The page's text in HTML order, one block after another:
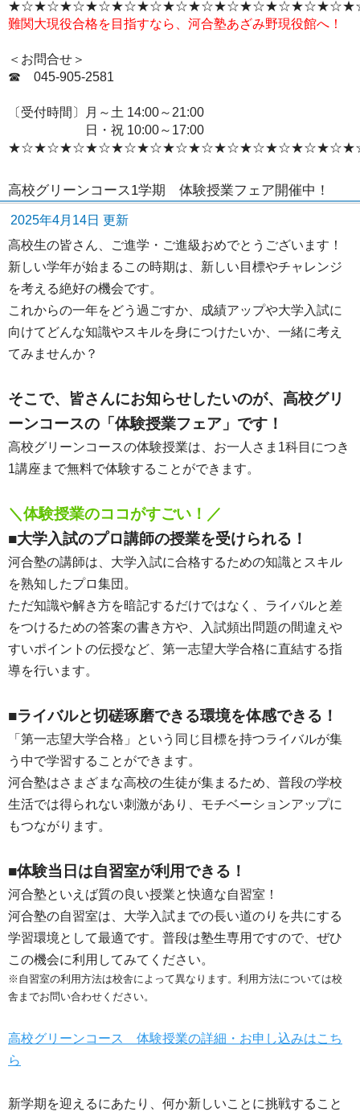
難関大現役合格を目指すなら、河合塾あざみ野現役館へ！
＜お問合せ＞
☎ 045‐905-2581
〔受付時間〕月～土 14:00～21:00
日・祝 10:00～17:00
高校グリーンコース1学期 体験授業フェア開催中！
2025年4月14日 更新
高校生の皆さん、ご進学・ご進級おめでとうございます！
新しい学年が始まるこの時期は、新しい目標やチャレンジ
を考える絶好の機会です。
これからの一年をどう過ごすか、成績アップや大学入試に
向けてどんな知識やスキルを身につけたいか、一緒に考え
てみませんか？
そこで、皆さんにお知らせしたいのが、高校グリ
ーンコースの「体験授業フェア」です！
高校グリーンコースの体験授業は、お一人さま1科目につき
1講座まで無料で体験することができます。
＼体験授業のココがすごい！／
■大学入試のプロ講師の授業を受けられる！
河合塾の講師は、大学入試に合格するための知識とスキル
を熟知したプロ集団。
ただ知識や解き方を暗記するだけではなく、ライバルと差
をつけるための答案の書き方や、入試頻出問題の間違えや
すいポイントの伝授など、第一志望大学合格に直結する指
導を行います。
■ライバルと切磋琢磨できる環境を体感できる！
「第一志望大学合格」という同じ目標を持つライバルが集
う中で学習することができます。
河合塾はさまざまな高校の生徒が集まるため、普段の学校
生活では得られない刺激があり、モチベーションアップに
もつながります。
■体験当日は自習室が利用できる！
河合塾といえば質の良い授業と快適な自習室！
河合塾の自習室は、大学入試までの長い道のりを共にする
学習環境として最適です。普段は塾生専用ですので、ぜひ
この機会に利用してみてください。
※自習室の利用方法は校舎によって異なります。利用方法については校
舎までお問い合わせください。
高校グリーンコース 体験授業の詳細・お申し込みはこち
ら
新学期を迎えるにあたり、何か新しいことに挑戦すること